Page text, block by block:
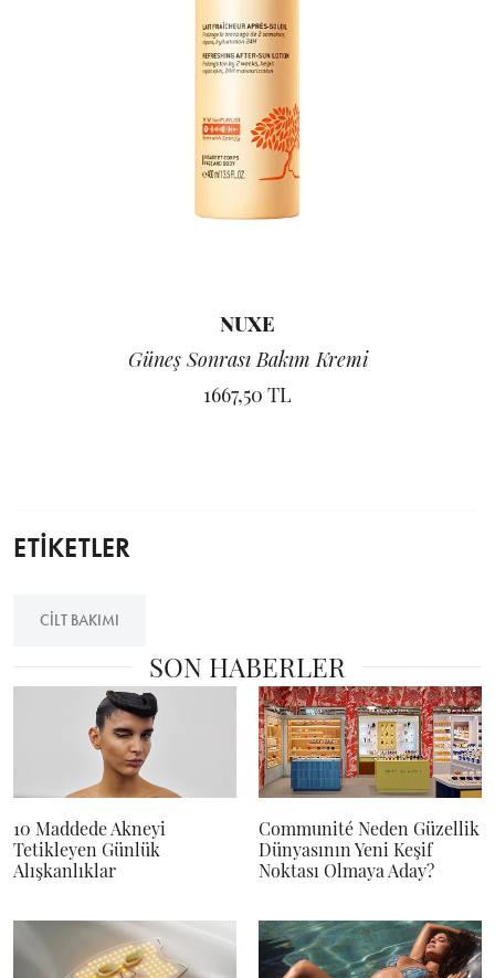
NUXE
Güneş Sonrası Bakım Kremi
1667,50 TL
ETİKETLER
CILT BAKIMI
SON HABERLER
10 Maddede Akneyi
Tetikleyen Günlük
Alışkanlıklar
Communité Neden Güzellik
Dünyasının Yeni Keşif
Noktası Olmaya Aday?